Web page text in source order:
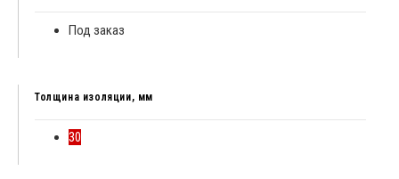
Под заказ
Толщина изоляции, мм
30